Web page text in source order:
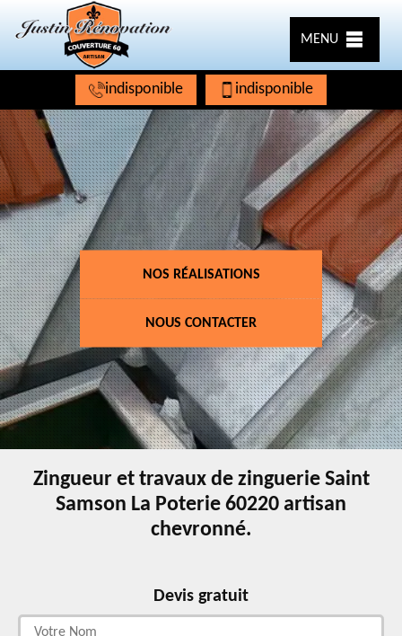
MENU
indisponible indisponible
NOS RÉALISATIONS
NOUS CONTACTER
Zingueur et travaux de zinguerie Saint
Samson La Poterie 60220 artisan
chevronné.
Devis gratuit